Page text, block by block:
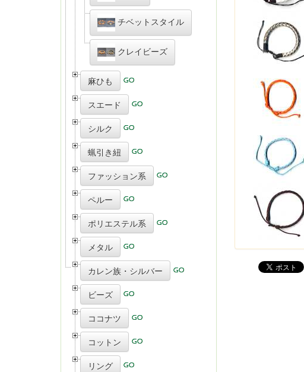
チベットスタイル
クレイビーズ
麻ひも
スエード
シルク
蝋引き紐
ファッション系
ペルー
ポリエステル系
メタル
カレン族・シルバー
ビーズ
ココナツ
コットン
リング